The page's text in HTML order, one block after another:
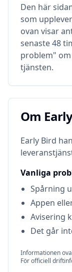
Den här
som
ovan visar
senaste 48
problem"
tjänsten.
Om
Om
Early Bird
Vanliga
Spårning
Appen
Avisering
Det går
Informationen
För officiell